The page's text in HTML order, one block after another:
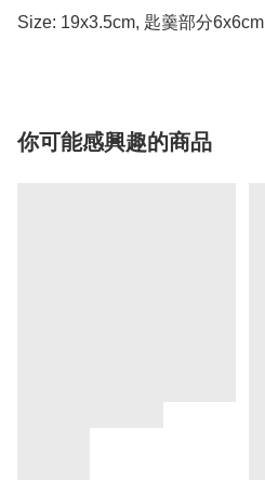
Size: 19x3.5cm, 匙羹部分6x6cm
你可能感興趣的商品